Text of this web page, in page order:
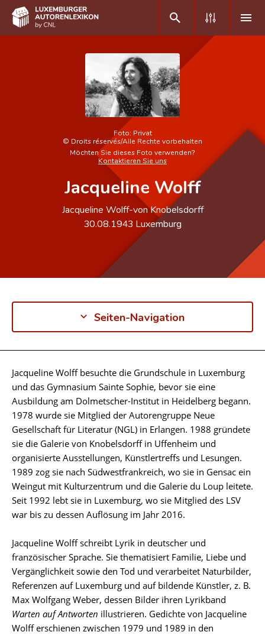
Autor(inn)en A-Z
Erweiterte Suche
Häufige Fragen und Antworten
Forschungsgruppe
Foto: Privat
© Droits réservés/Alle Rechte vorbehalten
Möchten Sie dieses Foto verwenden?
Kontaktieren Sie uns
Jacqueline Wolff
Jacqueline Wolff-von Knobelsdorff
30.08.1943 Luxemburg
Seiten-Navigation
Biographie
Jacqueline Wolff besuchte die Grundschule in Luxemburg
und das Gymnasium Sainte Sophie, bevor sie eine
Ausbildung am Dolmetscher-Institut in Heidelberg begann.
1978 wurde sie Mitglied der Autorengruppe Neue
Gesellschaft für Literatur (NGL) in Erlangen. 1988 gründete
sie die Galerie von Knobelsdorff in Uffenheim und
organisierte Ausstellungen, Künstlertreffs und Lesungen.
1989 zog sie nach Südwestfrankreich, wo sie in Gensac ein
Weingut mit Kulturzentrum und die Galerie du Loup leitete.
Seit 1992 lebt sie in Luxemburg, wo sie Mitglied des LSV
war bis zu dessen Auflösung im Jahr 2016.
Jacqueline Wolff schreibt Lyrik in deutscher und
französischer Sprache. Sie thematisiert Familie, Liebe und
Vergänglichkeit sowie den Tod und verarbeitet Naturbilder,
Referenzen auf Luxemburg und auf bildende Künstler, z. B.
Max Wolfgang Weber, dessen Bilder ihren Lyrikband
Warten auf Antworten illustrieren. Gedichte von Jacqueline
Wolff erschienen zwischen 1979 und 1989 in den